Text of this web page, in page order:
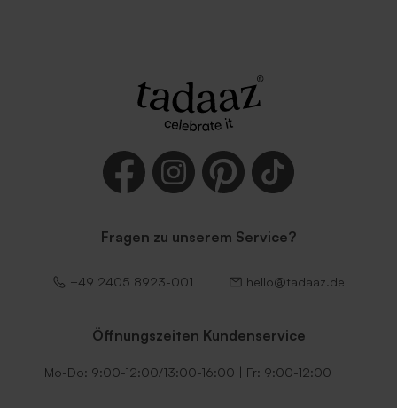
Fragen zu unserem Service?
+49 2405 8923-001 hello@tadaaz.de
Öffnungszeiten Kundenservice
Mo-Do: 9:00-12:00/13:00-16:00 | Fr: 9:00-12:00